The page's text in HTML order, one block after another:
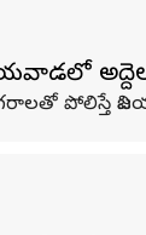
పోలిస్తే